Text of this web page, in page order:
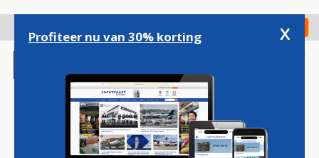
gaan
Check in
Profiteer nu van 30% korting x